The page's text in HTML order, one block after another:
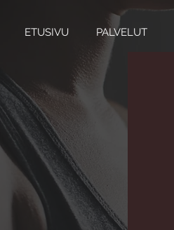
ETUSIVU PALVELUT